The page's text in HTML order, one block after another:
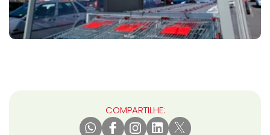
COMPARTILHE: